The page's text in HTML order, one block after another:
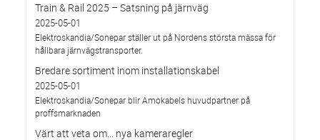
Train & Rail 2025 – Satsning på järnväg
2025-05-01
Elektroskandia/Sonepar ställer ut på Nordens största mässa för
hållbara järnvägstransporter.
Bredare sortiment inom installationskabel
2025-05-01
Elektroskandia/Sonepar blir Amokabels huvudpartner på
proffsmarknaden
Värt att veta om... nya kameraregler